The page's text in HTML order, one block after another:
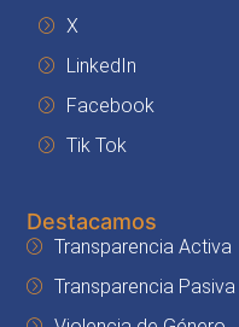
X
LinkedIn
Facebook
Tik Tok
Destacamos
Transparencia Activa
Transparencia Pasiva